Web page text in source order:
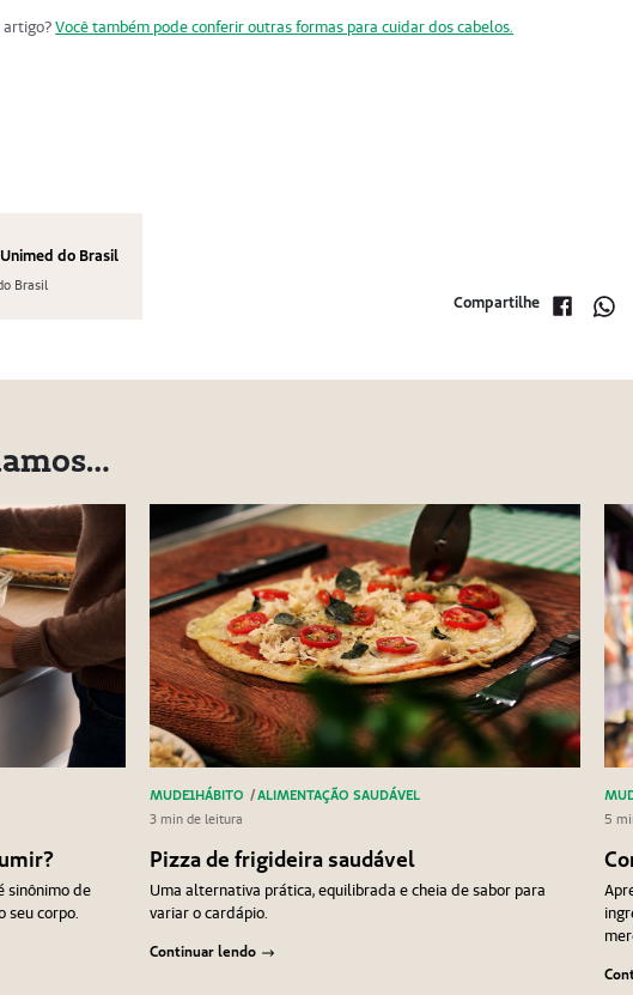
artigo?Você também pode conferir outras formas para cuidar dos cabelos.
do Brasil
Brasil
Compartilhe
sinônimo de
seu corpo.
MUDE1HÁBITO /ALIMENTAÇÃO SAUDÁVEL
3 min de leitura
Pizza de frigideira saudável
Uma alternativa prática, equilibrada e cheia de sabor para
variar o cardápio.
Continuar lendo
5